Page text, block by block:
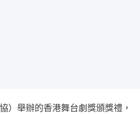
）舉辦的香港舞台劇獎頒獎禮，